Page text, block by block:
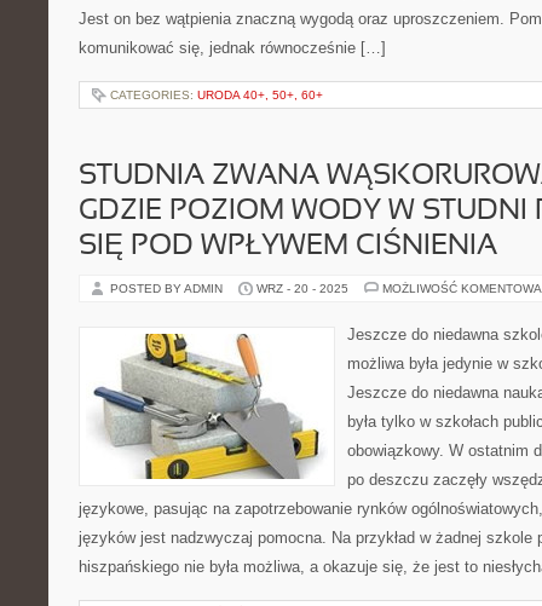
Jest on bez wątpienia znaczną wygodą oraz uproszczeniem.
komunikować się, jednak równocześnie […]
CATEGORIES: URODA 40+, 50+, 60+
STUDNIA ZWANA
GDZIE POZIOM WODY W STUDNI
SIĘ POD WPŁYWEM CIŚNIENIA
POSTED BY ADMIN WRZ - 20 - 2025 MOŻLIWOŚĆ
Jeszcze do niedawna
możliwa była jedynie w
Jeszcze do niedawna
była tylko w szkołach
obowiązkowy. W ostatnim
po deszczu zaczęły
językowe, pasując na zapotrzebowanie rynków
języków jest nadzwyczaj pomocna. Na przykład w żadnej szkole
hiszpańskiego nie była możliwa, a okazuje się, że jest to